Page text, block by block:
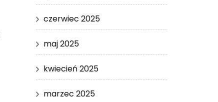
czerwiec 2025
maj 2025
kwiecień 2025
marzec 2025